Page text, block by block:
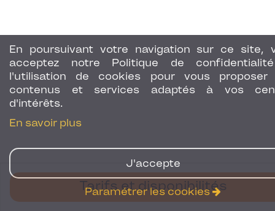
Tarifs et disponibilités
En poursuivant votre navigation sur ce site,
acceptez notre Politique de
l'utilisation de cookies pour vous proposer
contenus et services adaptés à vos
d'intérêts.
En savoir plus
J'accepte
Paramétrer les cookies